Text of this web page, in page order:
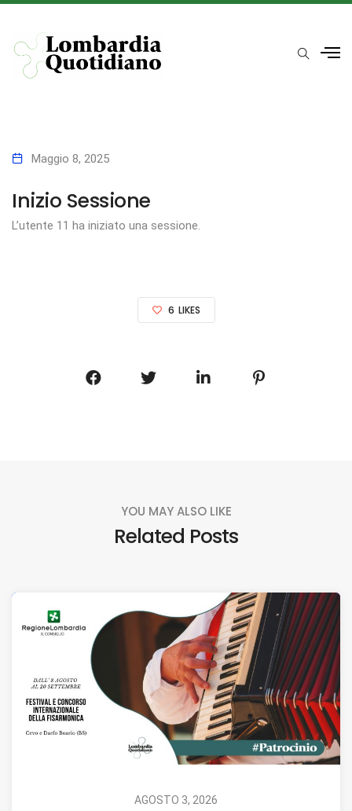
Maggio 8, 2025
Inizio Sessione
L’utente 11 ha iniziato una sessione.
6 LIKES
YOU MAY ALSO LIKE
Related Posts
AGOSTO 3, 2026